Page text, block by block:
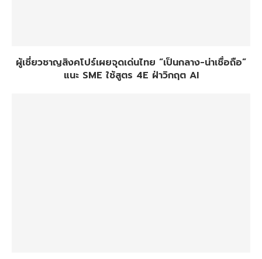
ผู้เชี่ยวชาญสิงคโปร์เผยจุดเด่นไทย “เป็นกลาง-น่าเชื่อถือ”
แนะ SME ใช้สูตร 4E ฝ่าวิกฤต AI